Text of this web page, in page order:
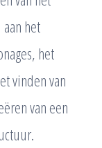
het
het
vinden van
van een